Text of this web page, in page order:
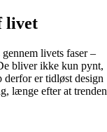
livet
livets faser –
bliver ikke kun pynt,
er tidløst design
længe efter at trenden